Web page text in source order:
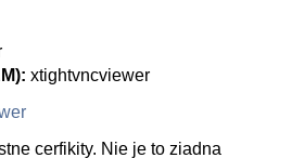
xtightvncviewer
cerfikity. Nie je to ziadna